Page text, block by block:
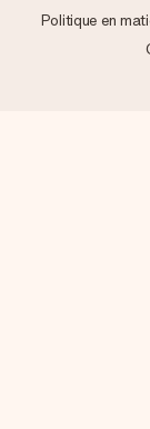
Politique en